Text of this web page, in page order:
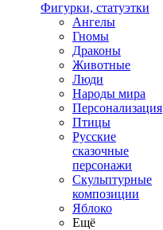
Фигурки, статуэтки
Ангелы
Гномы
Драконы
Животные
Люди
Народы мира
Персонализация
Птицы
Русские
сказочные
персонажи
Скульптурные
композиции
Яблоко
Ещё